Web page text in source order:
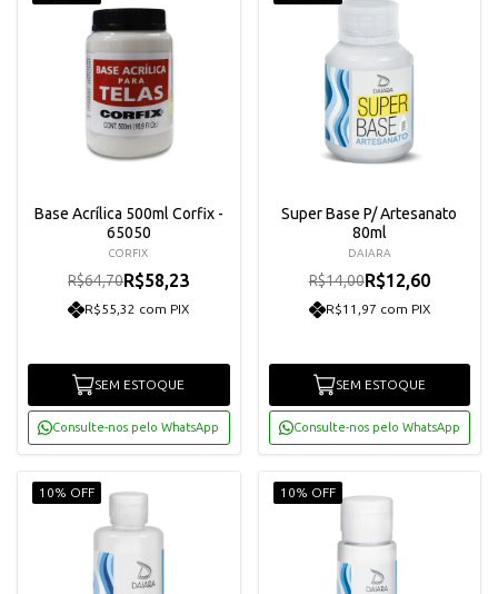
Base Acrílica 500ml Corfix -
65050
CORFIX
R$64,70R$58,23
R$55,32 com PIX
SEM ESTOQUE
Consulte-nos pelo WhatsApp
Super Base P/ Artesanato
80ml
DAIARA
R$14,00R$12,60
R$11,97 com PIX
SEM ESTOQUE
Consulte-nos pelo WhatsApp
10% OFF 10% OFF